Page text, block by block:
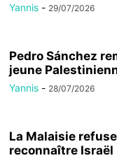
Yannis - 29/07/2026
Pedro Sánchez
jeune
Yannis - 28/07/2026
La Malaisie
reconnaître Israël